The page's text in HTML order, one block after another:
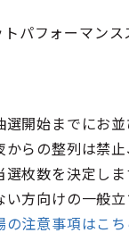
パフォーマンス
開始までにお並
らの整列は禁止
枚数を決定しま
方向けの一般立
の注意事項はこち